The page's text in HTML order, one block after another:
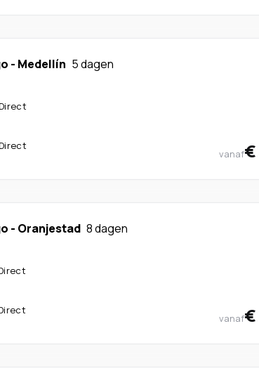
- Medellín 5 dagen
vanaf€
- Oranjestad 8 dagen
vanaf€